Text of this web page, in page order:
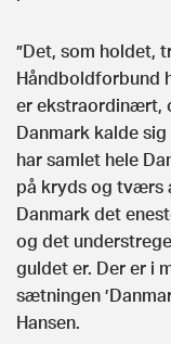
”Det, som holdet,
Håndboldforbund
er ekstraordinært,
Danmark kalde
har samlet hele
på kryds og tværs
Danmark det
og det
guldet er. Der er i
sætningen
Hansen.